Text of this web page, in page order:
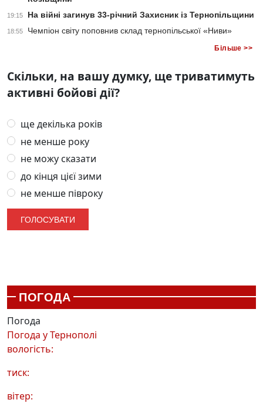
19:15 На війні загинув 33-річний Захисник із Тернопільщини
18:55 Чемпіон світу поповнив склад тернопільської «Ниви»
Більше >>
Скільки, на вашу думку, ще триватимуть
активні бойові дії?
ще декілька років
не менше року
не можу сказати
до кінця цієї зими
не менше півроку
ПОГОДА
Погода
Погода уТернополі
вологість:
тиск:
вітер: